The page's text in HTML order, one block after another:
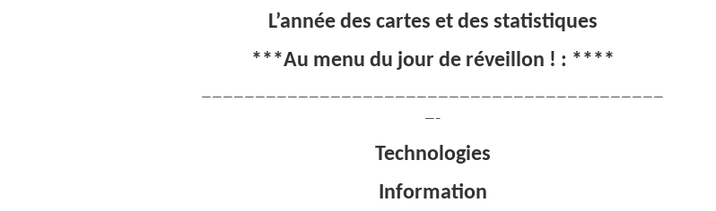
L’année des cartes et des statistiques
***Au menu du jour de réveillon ! : ****
———————————————————————————————————————————
—–
Technologies
Information